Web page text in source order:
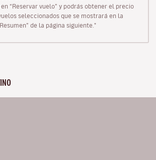
“Reservar vuelo” y podrás obtener el precio
seleccionados que se mostrará en la
de la página siguiente."